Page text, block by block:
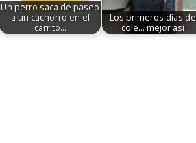
Un perro saca de paseo
a un cachorro en el
carrito…
Los primeros días de
cole... mejor así